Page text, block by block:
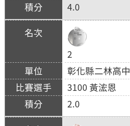
4.0
2
彰化縣二林高中
3100 黃浤恩
2.0